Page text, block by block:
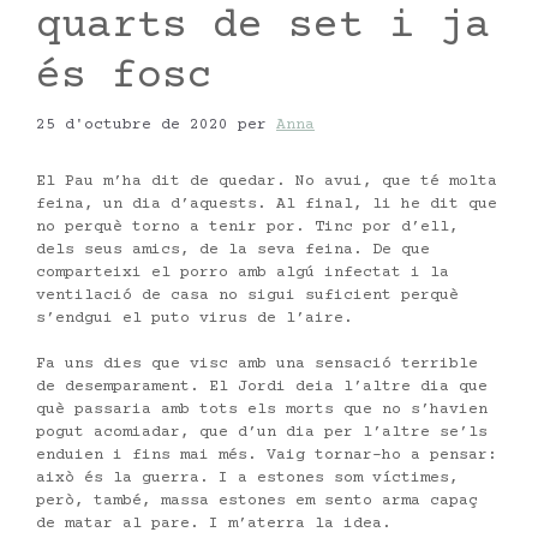
quarts de set i ja
és fosc
25 d'octubre de 2020 per Anna
El Pau m’ha dit de quedar. No avui, que té molta
feina, un dia d’aquests. Al final, li he dit que
no perquè torno a tenir por. Tinc por d’ell,
dels seus amics, de la seva feina. De que
comparteixi el porro amb algú infectat i la
ventilació de casa no sigui suficient perquè
s’endgui el puto virus de l’aire.
Fa uns dies que visc amb una sensació terrible
de desemparament. El Jordi deia l’altre dia que
què passaria amb tots els morts que no s’havien
pogut acomiadar, que d’un dia per l’altre se’ls
enduien i fins mai més. Vaig tornar-ho a pensar:
això és la guerra. I a estones som víctimes,
però, també, massa estones em sento arma capaç
de matar al pare. I m’aterra la idea.